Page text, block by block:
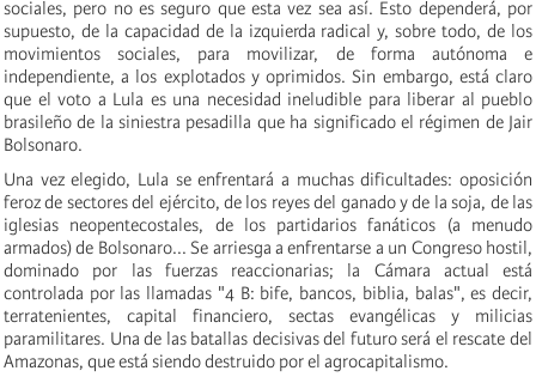
sociales, pero no es seguro que esta vez sea así. Esto dependerá, por
supuesto, de la capacidad de la izquierda radical y, sobre todo, de los
movimientos sociales, para movilizar, de forma autónoma e
independiente, a los explotados y oprimidos. Sin embargo, está claro
que el voto a Lula es una necesidad ineludible para liberar al pueblo
brasileño de la siniestra pesadilla que ha significado el régimen de Jair
Bolsonaro.
Una vez elegido, Lula se enfrentará a muchas dificultades: oposición
feroz de sectores del ejército, de los reyes del ganado y de la soja, de las
iglesias neopentecostales, de los partidarios fanáticos (a menudo
armados) de Bolsonaro... Se arriesga a enfrentarse a un Congreso hostil,
dominado por las fuerzas reaccionarias; la Cámara actual está
controlada por las llamadas "4 B: bife, bancos, biblia, balas", es decir,
terratenientes, capital financiero, sectas evangélicas y milicias
paramilitares. Una de las batallas decisivas del futuro será el rescate del
Amazonas, que está siendo destruido por el agrocapitalismo.